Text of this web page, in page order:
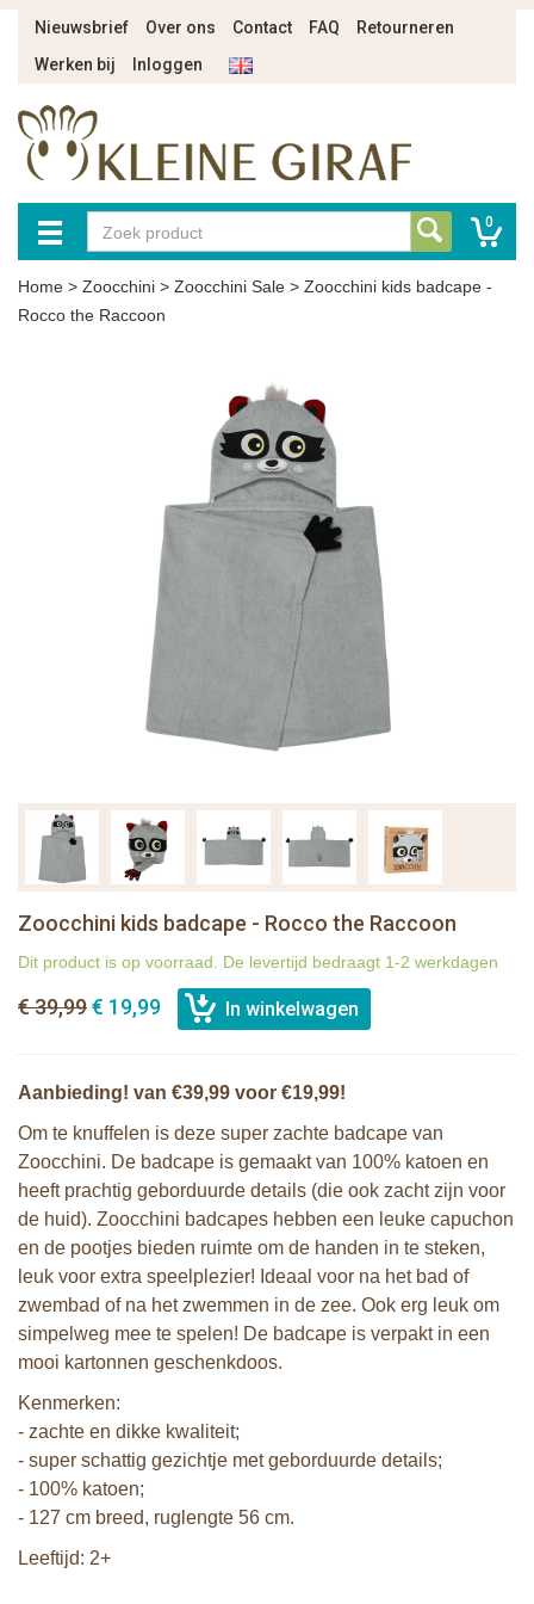
Nieuwsbrief Over ons Contact FAQ
Retourneren
Werken bij
Inloggen
0
Home > Zoocchini > Zoocchini Sale > Zoocchini kids badcape -
Rocco the Raccoon
Zoocchini kids badcape - Rocco the Raccoon
Dit product is op voorraad. De levertijd bedraagt 1-2 werkdagen
€ 39,99€ 19,99
Aanbieding! van €39,99 voor €19,99!
Om te knuffelen is deze super zachte badcape van
Zoocchini. De badcape is gemaakt van 100% katoen en
heeft prachtig geborduurde details (die ook zacht zijn voor
de huid). Zoocchini badcapes hebben een leuke capuchon
en de pootjes bieden ruimte om de handen in te steken,
leuk voor extra speelplezier! Ideaal voor na het bad of
zwembad of na het zwemmen in de zee. Ook erg leuk om
simpelweg mee te spelen! De badcape is verpakt in een
mooi kartonnen geschenkdoos.
Kenmerken:
- zachte en dikke kwaliteit;
- super schattig gezichtje met geborduurde details;
- 100% katoen;
- 127 cm breed, ruglengte 56 cm.
Leeftijd: 2+